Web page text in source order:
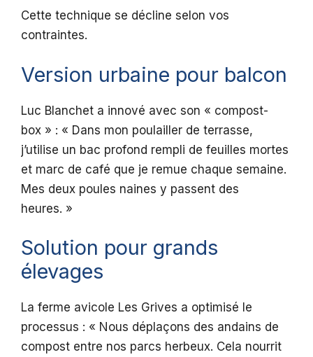
Cette technique se décline selon vos
contraintes.
Version urbaine pour balcon
Luc Blanchet a innové avec son « compost-
box » : « Dans mon poulailler de terrasse,
j’utilise un bac profond rempli de feuilles mortes
et marc de café que je remue chaque semaine.
Mes deux poules naines y passent des
heures. »
Solution pour grands
élevages
La ferme avicole Les Grives a optimisé le
processus : « Nous déplaçons des andains de
compost entre nos parcs herbeux. Cela nourrit